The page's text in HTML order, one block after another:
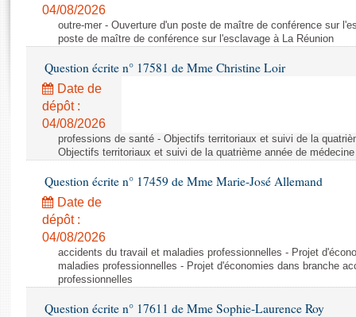
Rapports d'information
Rapports législatifs
Rapports sur l'application des lois
Baromètre de l’application des lois
Dossiers législatifs
Budget et sécurité sociale
Questions écrites et orales
Comptes rendus des débats
Anciennes législatures
Liens vers les sites publics
04/08/2026
outre-mer - Ouverture d'un poste de maître de conférence sur
poste de maître de conférence sur l'esclavage à La Réunion
Question écrite n° 17581 de Mme Christine Loir
Date de
dépôt :
04/08/2026
professions de santé - Objectifs territoriaux et suivi de la
Objectifs territoriaux et suivi de la quatrième année de médecine
Question écrite n° 17459 de Mme Marie-José Allemand
Date de
dépôt :
04/08/2026
accidents du travail et maladies professionnelles - Projet
maladies professionnelles - Projet d'économies dans branche
professionnelles
Question écrite n° 17611 de Mme Sophie-Laurence Roy